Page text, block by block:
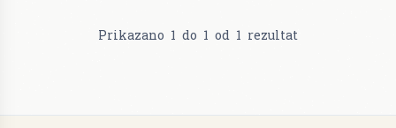
Prikazano 1 do 1 od 1 rezultat